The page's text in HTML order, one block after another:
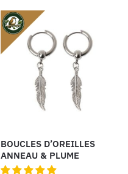
BOUCLES D’OREILLES
ANNEAU & PLUME